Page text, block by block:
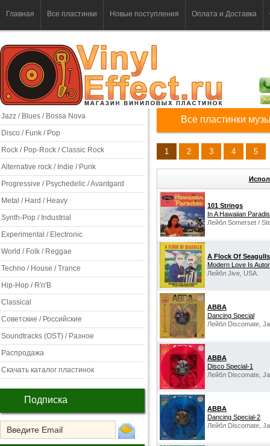
Главная Все пластинки Новые поступления Оплата и Доставка
Jazz / Blues / Bossa Nova
Disco / Funk / Pop
Rock / Pop-Rock / Classic Rock
Alternative rock / Indie / Punk
Progressive / Psychedelic / Avantgard
Metal / Hard / Heavy
Synth-Pop / Industrial
Experimental / Electronic
World / Folk / Reggae
Techno / House / Trance
Hip-Hop / R'n'B
Classical
Советские / Российские
Soundtracks (OST) / Разное
Распродажа
Скачать каталог пластинок
Подписка
Все пластинки
1 2 3 4 5
101 Strings
In A Hawaiian
Лейбл Somerset /
A Flock Of Seagulls
Modern Love Is
Лейбл Jive, USA.
ABBA
Dancing Special
Лейбл Discomate,
ABBA
Disco Special-1
Лейбл Discomate,
ABBA
Dancing Special-2
Лейбл Discomate,